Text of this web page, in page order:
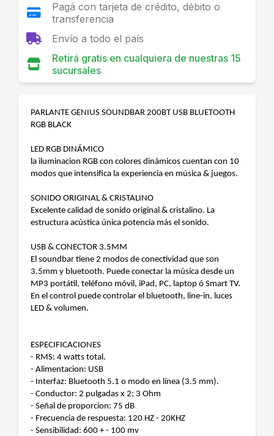
Pagá con tarjeta de crédito, débito o
transferencia
Envío a todo el país
Retirá gratis en cualquiera de nuestras 15
sucursales
PARLANTE GENIUS SOUNDBAR 200BT USB BLUETOOTH
RGB BLACK
LED RGB DINÁMICO
la iluminacion RGB con colores dinámicos cuentan con 10
modos que intensifica la experiencia en música & juegos.
SONIDO ORIGINAL & CRISTALINO
Excelente calidad de sonido original & cristalino. La
estructura acústica única potencia más el sonido.
USB & CONECTOR 3.5MM
El soundbar tiene 2 modos de conectividad que son
3.5mm y bluetooth. Puede conectar la música desde un
MP3 portátil, teléfono móvil, iPad, PC, laptop ó Smart TV.
En el control puede controlar el bluetooth, line-in, luces
LED & volumen.
ESPECIFICACIONES
- RMS: 4 watts total.
- Alimentacion: USB
- Interfaz: Bluetooth 5.1 o modo en línea (3.5 mm).
- Conductor: 2 pulgadas x 2; 3 Ohm
- Señal de proporcion: 75 dB
- Frecuencia de respuesta: 120 HZ - 20KHZ
- Sensibilidad: 600 + - 100 mv